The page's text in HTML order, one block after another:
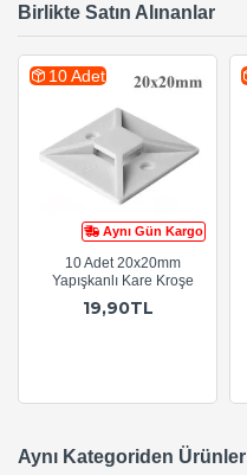
Birlikte Satın Alınanlar
Aynı Gün Kargo
10 Adet
10 Adet 20x20mm
Yapışkanlı Kare Kroşe
19,90TL
Aynı Kategoriden Ürünler